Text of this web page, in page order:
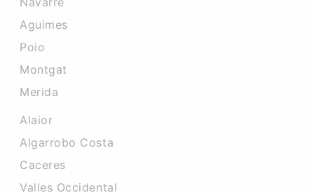
Aguimes
Poio
Montgat
Merida
Alaior
Algarrobo Costa
Caceres‎
Valles Occidental